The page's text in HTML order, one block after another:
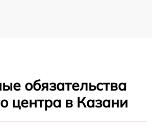
обязательства
центра в Казани